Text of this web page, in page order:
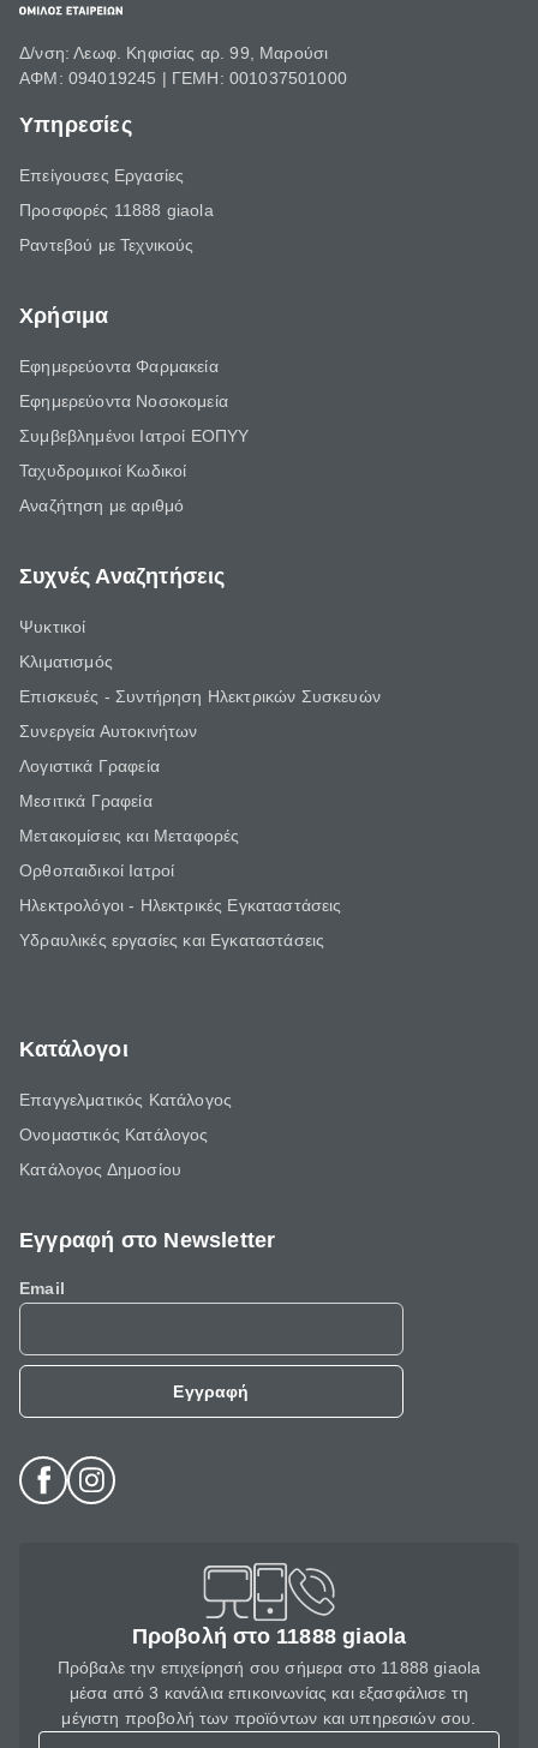
Δ/νση: Λεωφ. Κηφισίας αρ. 99, Μαρούσι
ΑΦΜ: 094019245 | ΓΕΜΗ: 001037501000
Υπηρεσίες
Επείγουσες Εργασίες
Προσφορές 11888 giaola
Ραντεβού με Τεχνικούς
Χρήσιμα
Εφημερεύοντα Φαρμακεία
Εφημερεύοντα Νοσοκομεία
Συμβεβλημένοι Ιατροί ΕΟΠΥΥ
Ταχυδρομικοί Κωδικοί
Αναζήτηση με αριθμό
Συχνές Αναζητήσεις
Ψυκτικοί
Κλιματισμός
Επισκευές - Συντήρηση Ηλεκτρικών Συσκευών
Συνεργεία Αυτοκινήτων
Λογιστικά Γραφεία
Μεσιτικά Γραφεία
Μετακομίσεις και Μεταφορές
Ορθοπαιδικοί Ιατροί
Ηλεκτρολόγοι - Ηλεκτρικές Εγκαταστάσεις
Υδραυλικές εργασίες και Εγκαταστάσεις
Κατάλογοι
Επαγγελματικός Κατάλογος
Ονομαστικός Κατάλογος
Κατάλογος Δημοσίου
Εγγραφή στο Newsletter
Email
Εγγραφή
Προβολή στο 11888 giaola
Πρόβαλε την επιχείρησή σου σήμερα στο 11888 giaola
μέσα από 3 κανάλια επικοινωνίας και εξασφάλισε τη
μέγιστη προβολή των προϊόντων και υπηρεσιών σου.